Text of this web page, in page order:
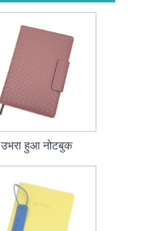
उभरा हुआ नोटबुक